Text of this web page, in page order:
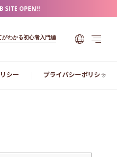
SITE OPEN!!
がわかる初心者入門編
シー プライバシーポリシー